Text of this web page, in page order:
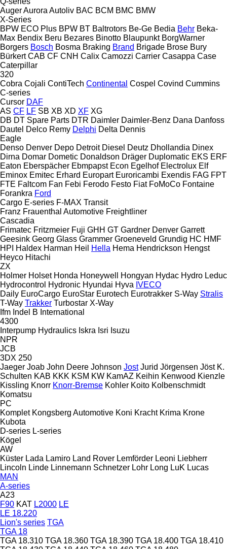
AugerAurora Autoliv BAC BCM BMC BMW
X-Series
BPW ECO Plus BPW BT Baltrotors Be-Ge Bedia Behr Beka-
Max Bendix Beru Bezares Binotto Blaupunkt BorgWarner
Borgers Bosch Bosma Braking Brand Brigade Brose Bury
Bürkert CAB CF CNH Calix Camozzi Carrier Casappa Case
Caterpillar
320
Cobra Cojali ContiTech Continental Cospel Covind Cummins
C-series
Cursor DAF
AS CF LF SB XB XD XF XG
DB DT Spare Parts DTR Daimler Daimler-Benz Dana Danfoss
Dautel Delco Remy Delphi Delta Dennis
Eagle
Denso Denver Depo Detroit Diesel Deutz Dhollandia Dinex
Dirna Domar Dometic Donaldson Dräger Duplomatic EKS ERF
Eaton Eberspächer Ebmpapst Econ Egelhof Electrolux Elf
Eminox Emitec Erhard Europart Euroricambi Exendis FAG FPT
FTE Faltcom Fan Febi Ferodo Festo Fiat FoMoCo Fontaine
Forankra Ford
Cargo E-series F-MAX Transit
Franz Frauenthal Automotive Freightliner
Cascadia
Frimatec Fritzmeier Fuji GHH GT Gardner Denver Garrett
Geesink Georg Glass Grammer Groeneveld Grundig HC HMF
HPI
Haldex Harman Heil Hella Hema Hendrickson Hengst
Heyco Hitachi
ZX
Holmer Holset Honda Honeywell Hongyan Hydac Hydro Leduc
Hydrocontrol Hydronic Hyundai Hyva IVECO
Daily EuroCargo EuroStar Eurotech Eurotrakker S-Way Stralis
T-Way Trakker Turbostar X-Way
Ifm Indel B International
4300
Interpump Hydraulics Iskra Isri Isuzu
NPR
JCB
3DX 250
Jaeger Joab John Deere Johnson Jost Jurid Jörgensen Jöst K.
Schulten KAB KKK KSM KW KamAZ Keihin Kenwood Kienzle
Kissling Knorr Knorr-Bremse Kohler Koito Kolbenschmidt
Komatsu
PC
Komplet Kongsberg Automotive Koni Kracht Krima Krone
Kubota
D-series L-series
Kögel
AW
Küster Lada Lamiro Land Rover Lemförder Leoni Liebherr
Lincoln Linde Linnemann Schnetzer Lohr Long LuK Lucas
MAN
A-series
A23
F90 KAT L2000 LE
LE 18.220
Lion's series TGA
TGA 18
TGA 18.310 TGA 18.360 TGA 18.390 TGA 18.400 TGA 18.410